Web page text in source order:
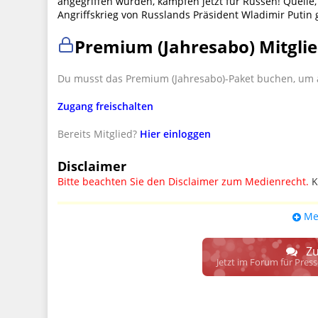
Angriffskrieg von Russlands Präsident Wladimir
Premium (Jahresabo)
Du musst das Premium (Jahresabo)-Paket buchen,
Zugang freischalten
Bereits Mitglied? Hier einloggen
Disclaimer
Bitte beachten Sie den Disclaimer zum Medienrecht.
UPDATE: § 17 ECG seit 16.02.2024
Wir lassen den Disclaimertext dennoch so stehen,
weitere, damit zusammenhängende Paragrafen
Raum. D.h. noch mehr Spielraum für das sog.
gewisse Parteien bevorzugen kann.Jetzt im Forum für